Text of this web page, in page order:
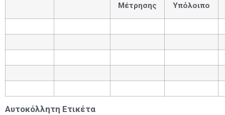
Μέτρησης
Υπόλοιπο
Αυτοκόλλητη Ετικέτα